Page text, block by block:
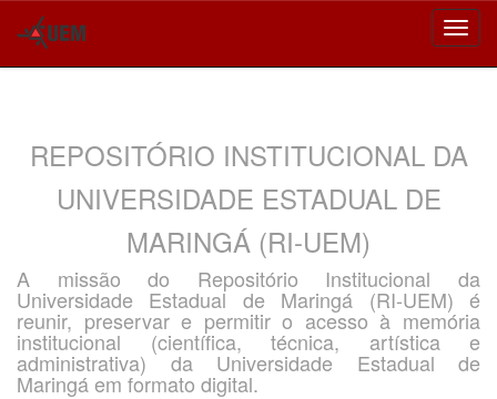
REPOSITÓRIO INSTITUCIONAL DA
UNIVERSIDADE ESTADUAL DE
MARINGÁ (RI-UEM)
A missão do Repositório Institucional da
Universidade Estadual de Maringá (RI-UEM) é
reunir, preservar e permitir o acesso à memória
institucional (científica, técnica, artística e
administrativa) da Universidade Estadual de
Maringá em formato digital.